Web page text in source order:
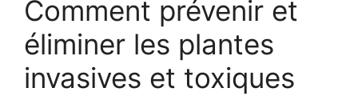
Comment prévenir et
éliminer les plantes
invasives et toxiques